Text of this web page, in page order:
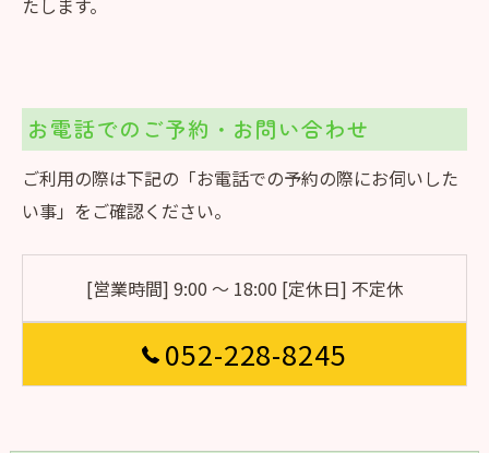
たします。
お電話でのご予約・お問い合わせ
ご利用の際は下記の「お電話での予約の際にお伺いした
い事」をご確認ください。
[営業時間] 9:00 〜 18:00 [定休日] 不定休
052-228-8245